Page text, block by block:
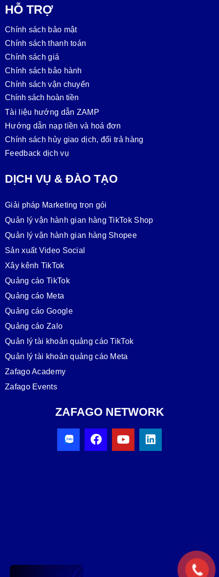
HỖ TRỢ
Chính sách bảo mật
Chính sách thanh toán
Chính sách giá
Chính sách bảo hành
Chính sách vận chuyển
Chính sách hoàn tiền
Tài liệu hướng dẫn ZAMP
Hướng dẫn nạp tiền và hoá đơn
Chính sách hủy giao dịch, đổi trả hàng
Feedback dịch vụ
DỊCH VỤ & ĐÀO TẠO
Giải pháp Marketing trọn gói
Quản lý vận hành gian hàng TikTok Shop
Quản lý vận hành gian hàng Shopee
Sản xuất Video Social
Xây kênh TikTok
Quảng cáo TikTok
Quảng cáo Meta
Quảng cáo Google
Quảng cáo Zalo
Quản lý tài khoản quảng cáo TikTok
Quản lý tài khoản quảng cáo Meta
Zafago Academy
Zafago Events
ZAFAGO NETWORK